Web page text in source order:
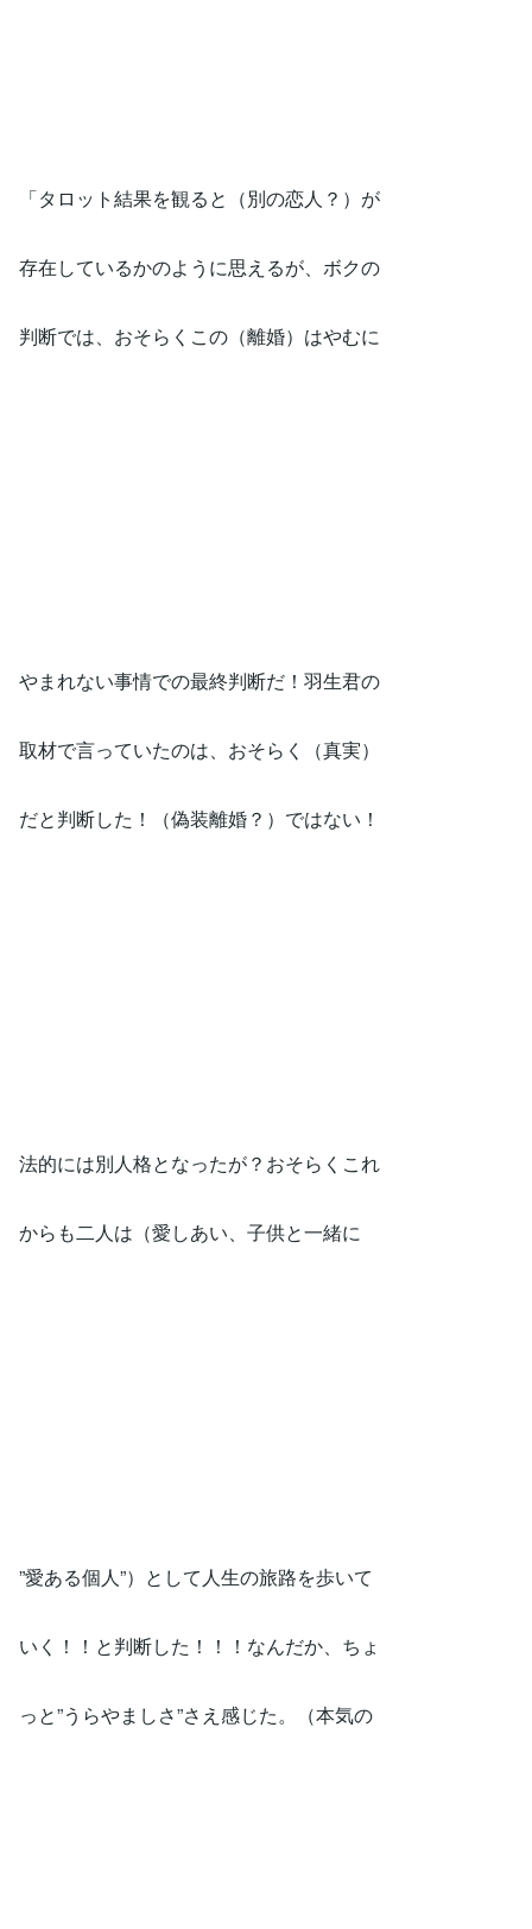
「タロット結果を観ると（別の恋人？）が
存在しているかのように思えるが、ボクの
判断では、おそらくこの（離婚）はやむに
やまれない事情での最終判断だ！羽生君の
取材で言っていたのは、おそらく（真実）
だと判断した！（偽装離婚？）ではない！
法的には別人格となったが？おそらくこれ
からも二人は（愛しあい、子供と一緒に
”愛ある個人”）として人生の旅路を歩いて
いく！！と判断した！！！なんだか、ちょ
っと”うらやましさ”さえ感じた。（本気の